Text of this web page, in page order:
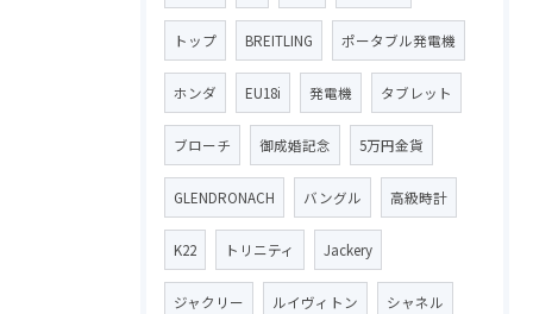
トップ BREITLING ポータブル発電機
ホンダ EU18i 発電機 タブレット
ブローチ 御成婚記念 5万円金貨
GLENDRONACH バングル 高級時計
K22 トリニティ Jackery
ジャクリー ルイヴィトン シャネル